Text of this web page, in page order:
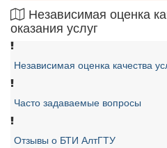
Независимая оценка
оказания услуг
Независимая оценка качества
Часто задаваемые вопросы
Отзывы о БТИ АлтГТУ